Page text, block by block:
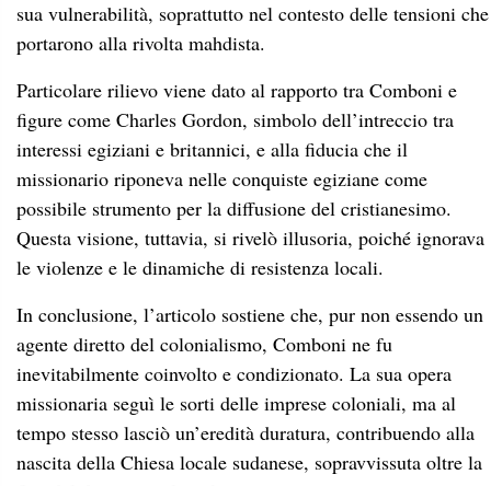
sua vulnerabilità, soprattutto nel contesto delle tensioni che
portarono alla rivolta mahdista.
Particolare rilievo viene dato al rapporto tra Comboni e
figure come Charles Gordon, simbolo dell’intreccio tra
interessi egiziani e britannici, e alla fiducia che il
missionario riponeva nelle conquiste egiziane come
possibile strumento per la diffusione del cristianesimo.
Questa visione, tuttavia, si rivelò illusoria, poiché ignorava
le violenze e le dinamiche di resistenza locali.
In conclusione, l’articolo sostiene che, pur non essendo un
agente diretto del colonialismo, Comboni ne fu
inevitabilmente coinvolto e condizionato. La sua opera
missionaria seguì le sorti delle imprese coloniali, ma al
tempo stesso lasciò un’eredità duratura, contribuendo alla
nascita della Chiesa locale sudanese, sopravvissuta oltre la